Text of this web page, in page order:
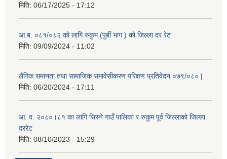
मिति: 06/17/2025 - 17:12
आ.ब. ०८१/०८२ को लागि रुकुम (पुर्बी भाग ) को जिल्ला दर रेट
मिति: 09/09/2024 - 11:02
लैंगिक समानता तथा सामाजिक समावेसीकरण परिक्षण प्रतिवेदन ०७९/०८० |
मिति: 06/20/2024 - 17:11
आ. व. २०८०।८१ का लागि सिस्ने गाउँ पालिका र रुकुम पूर्व जिल्लाको जिल्ला
दररेट
मिति: 08/10/2023 - 15:29